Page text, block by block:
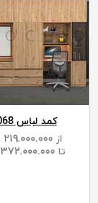
کمد لباس D.2068
از
تا ۳۷۲.۰۰۰.۰۰۰